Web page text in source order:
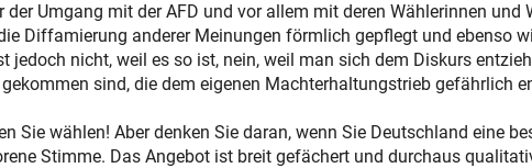
der Umgang mit der AFD und vor allem mit deren Wählerinnen
Diffamierung anderer Meinungen förmlich gepflegt und ebenso
jedoch nicht, weil es so ist, nein, weil man sich dem Diskurs
sind, die dem eigenen Machterhaltungstrieb gefährlich
Sie wählen! Aber denken Sie daran, wenn Sie Deutschland eine
Stimme. Das Angebot ist breit gefächert und durchaus